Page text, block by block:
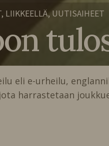
LIIKKEELLÄ, UUTISAIHEET
eli e-urheilu,
harrastetaan